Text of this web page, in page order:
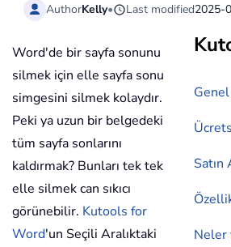
AuthorKelly• Last modified2025-
Genel
Satın
Neler
Word'de bir sayfa sonunu
silmek için elle sayfa sonu
simgesini silmek kolaydır.
Peki ya uzun bir belgedeki
tüm sayfa sonlarını
kaldırmak? Bunları tek tek
elle silmek can sıkıcı
görünebilir. Kutools for
Word'un Seçili Aralıktaki